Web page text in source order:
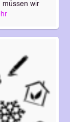
müssen wir